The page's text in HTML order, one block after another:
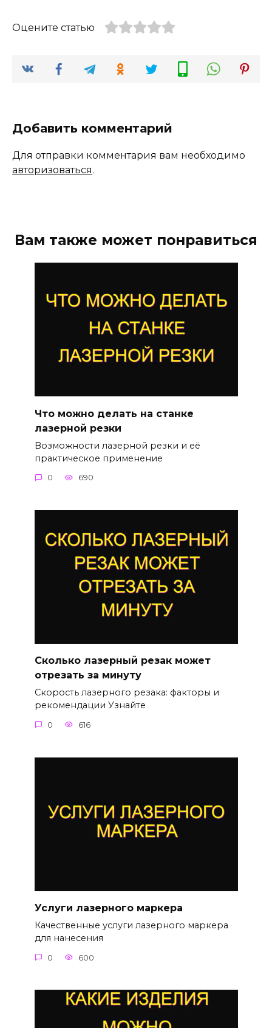
Оцените статью
Добавить комментарий
Для отправки комментария вам необходимо
авторизоваться.
Вам также может понравиться
Что можно делать на станке
лазерной резки
Возможности лазерной резки и её
практическое применение
0 690
Сколько лазерный резак может
отрезать за минуту
Скорость лазерного резака: факторы и
рекомендации Узнайте
0 616
Услуги лазерного маркера
Качественные услуги лазерного маркера
для нанесения
0 600